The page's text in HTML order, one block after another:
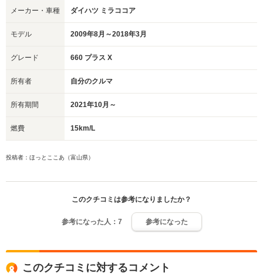
メーカー・車種 ダイハツ ミラココア
モデル 2009年8月～2018年3月
グレード 660 プラス X
所有者 自分のクルマ
所有期間 2021年10月～
燃費 15km/L
投稿者：ほっとここあ（富山県）
このクチコミは参考になりましたか？
参考になった人： 7 参考になった
このクチコミに対するコメント